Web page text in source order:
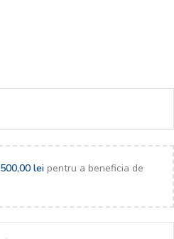
500,00 lei pentru a beneficia de